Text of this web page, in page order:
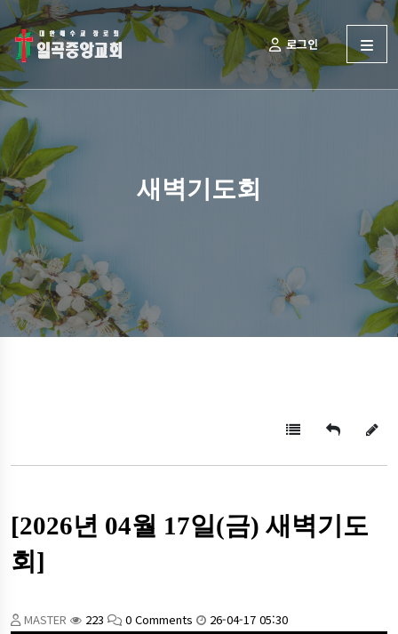
로그인
새벽기도회
[2026년 04월 17일(금) 새벽기도
회]
MASTER 223 0 Comments 26-04-17 05:30